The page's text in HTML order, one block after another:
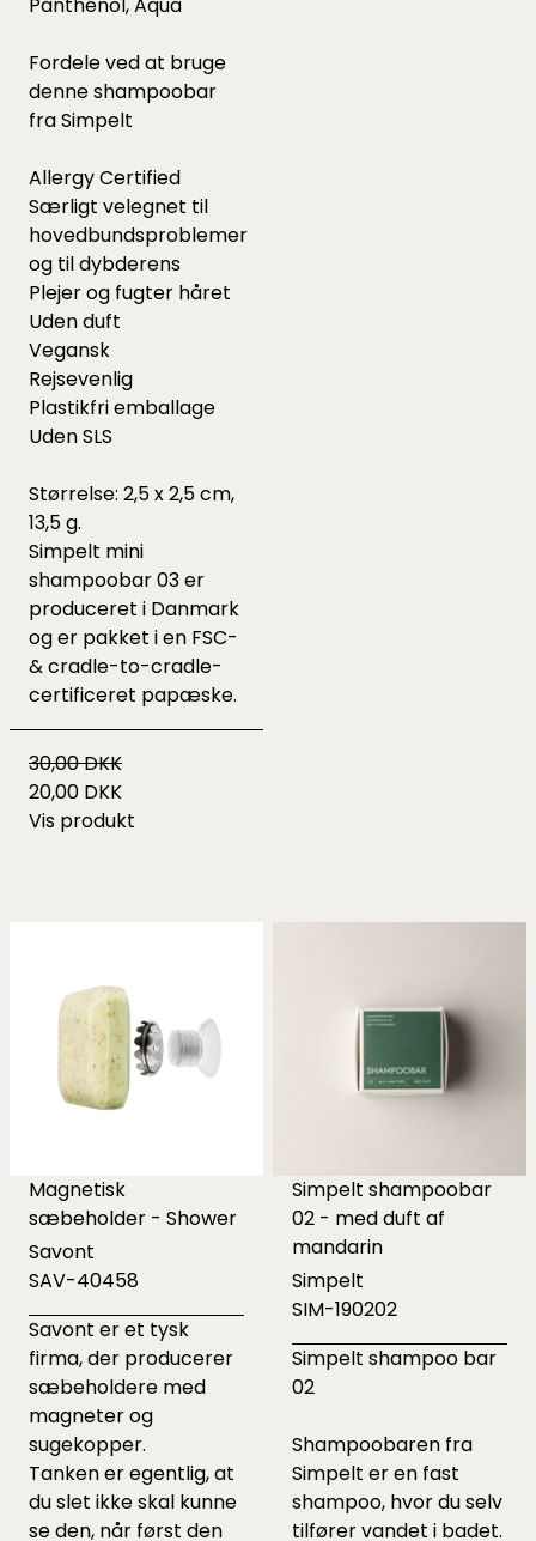
Fordele ved at bruge
denne shampoobar
fra Simpelt
Allergy Certified
Særligt velegnet til
hovedbundsproblemer
og til dybderens
Plejer og fugter håret
Uden duft
Vegansk
Rejsevenlig
Plastikfri emballage
Uden SLS
Størrelse: 2,5 x 2,5 cm,
13,5 g.
Simpelt mini
shampoobar 03 er
produceret i Danmark
og er pakket i en FSC-
& cradle-to-cradle-
certificeret papæske.
30,00 DKK
20,00 DKK
Vis produkt
Magnetisk
sæbeholder - Shower
Savont
SAV-40458
Savont er et tysk
firma, der producerer
sæbeholdere med
magneter og
sugekopper.
Tanken er egentlig, at
du slet ikke skal kunne
se den, når først den
Simpelt shampoobar
02 - med duft af
mandarin
Simpelt
SIM-190202
Simpelt shampoo bar
02
Shampoobaren fra
Simpelt er en fast
shampoo, hvor du selv
tilfører vandet i badet.